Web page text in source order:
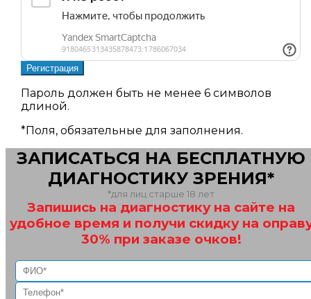
Пароль должен быть не менее 6 символов
длиной.
*Поля, обязательные для заполнения.
ЗАПИСАТЬСЯ НА БЕСПЛАТНУЮ
ДИАГНОСТИКУ ЗРЕНИЯ*
*для лиц старше 18 лет
Запишись на диагностику на сайте на
удобное время и получи скидку на
30% при заказе очков!